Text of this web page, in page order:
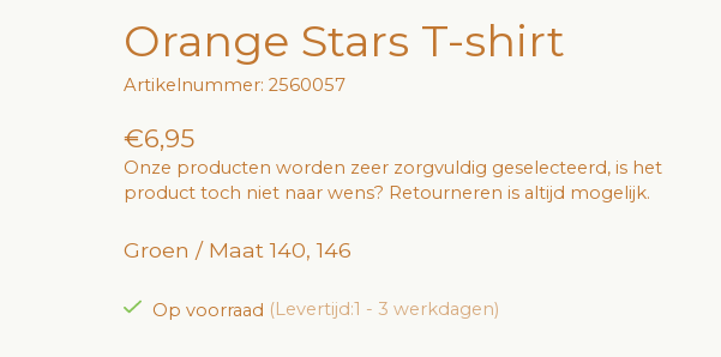
Orange Stars T-shirt
Artikelnummer: 2560057
€6,95
Onze producten worden zeer zorgvuldig geselecteerd, is het
product toch niet naar wens? Retourneren is altijd mogelijk.
Groen / Maat 140, 146
Op voorraad (Levertijd:1 - 3 werkdagen)